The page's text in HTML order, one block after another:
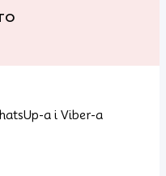
a i Viber-a